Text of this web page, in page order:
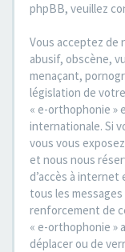
phpBB, veuillez
Vous acceptez de
abusif, obscène,
menaçant,
législation de
« e-orthophonie »
internationale. Si
vous vous
et nous nous
d’accès à internet
tous les
renforcement de
« e-orthophonie »
déplacer ou de